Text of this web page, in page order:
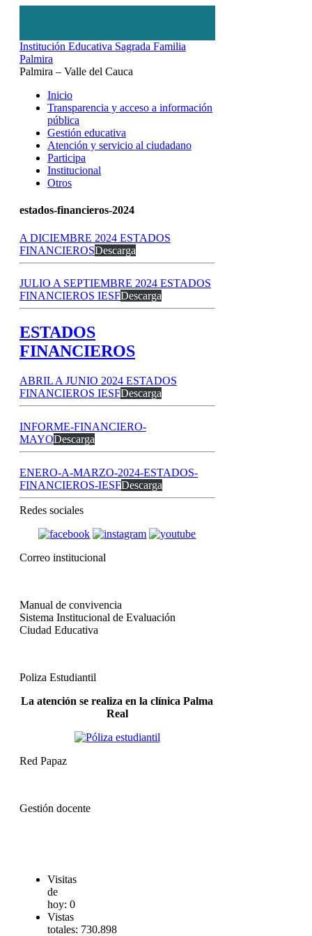
Institución Educativa Sagrada Familia
Palmira
Palmira – Valle del Cauca
Inicio
Transparencia y acceso a información
pública
Gestión educativa
Atención y servicio al ciudadano
Participa
Institucional
Otros
estados-financieros-2024
A DICIEMBRE 2024 ESTADOS
FINANCIEROSDescarga
JULIO A SEPTIEMBRE 2024 ESTADOS
FINANCIEROS IESFDescarga
ESTADOS
FINANCIEROS
ABRIL A JUNIO 2024 ESTADOS
FINANCIEROS IESFDescarga
INFORME-FINANCIERO-
MAYODescarga
ENERO-A-MARZO-2024-ESTADOS-
FINANCIEROS-IESFDescarga
Redes sociales
Correo institucional
Manual de convivencia
Sistema Institucional de Evaluación
Ciudad Educativa
Poliza Estudiantil
La atención se realiza en la clínica Palma
Real
Red Papaz
Gestión docente
Visitas
de
hoy: 0
Vistas
totales: 730.898